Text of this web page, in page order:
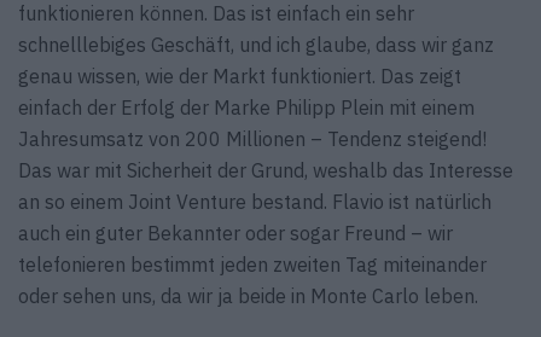
funktionieren können. Das ist einfach ein sehr
schnelllebiges Geschäft, und ich glaube, dass wir ganz
genau wissen, wie der Markt funktioniert. Das zeigt
einfach der Erfolg der Marke Philipp Plein mit einem
Jahresumsatz von 200 Millionen – Tendenz steigend!
Das war mit Sicherheit der Grund, weshalb das Interesse
an so einem Joint Venture bestand. Flavio ist natürlich
auch ein guter Bekannter oder sogar Freund – wir
telefonieren bestimmt jeden zweiten Tag miteinander
oder sehen uns, da wir ja beide in Monte Carlo leben.